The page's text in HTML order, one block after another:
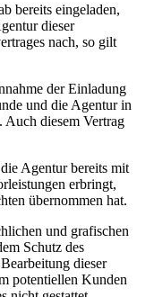
bereits eingeladen,
dieser
nach, so gilt
der Einladung
und die Agentur in
Auch diesem Vertrag
Agentur bereits mit
erbringt,
übernommen hat.
und grafischen
Schutz des
dieser
potentiellen Kunden